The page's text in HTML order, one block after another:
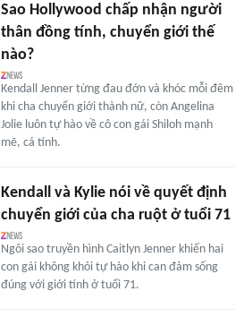
Sao Hollywood chấp nhận người
thân đồng tính, chuyển giới thế
nào?
Kendall Jenner từng đau đớn và khóc mỗi đêm
khi cha chuyển giới thành nữ, còn Angelina
Jolie luôn tự hào về cô con gái Shiloh mạnh
mẽ, cá tính.
Kendall và Kylie nói về quyết định
chuyển giới của cha ruột ở tuổi 71
Ngôi sao truyền hình Caitlyn Jenner khiến hai
con gái không khỏi tự hào khi can đảm sống
đúng với giới tính ở tuổi 71.